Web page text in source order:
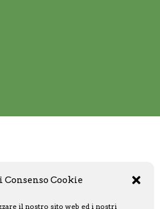
Consenso Cookie
il nostro sito web ed i nostri